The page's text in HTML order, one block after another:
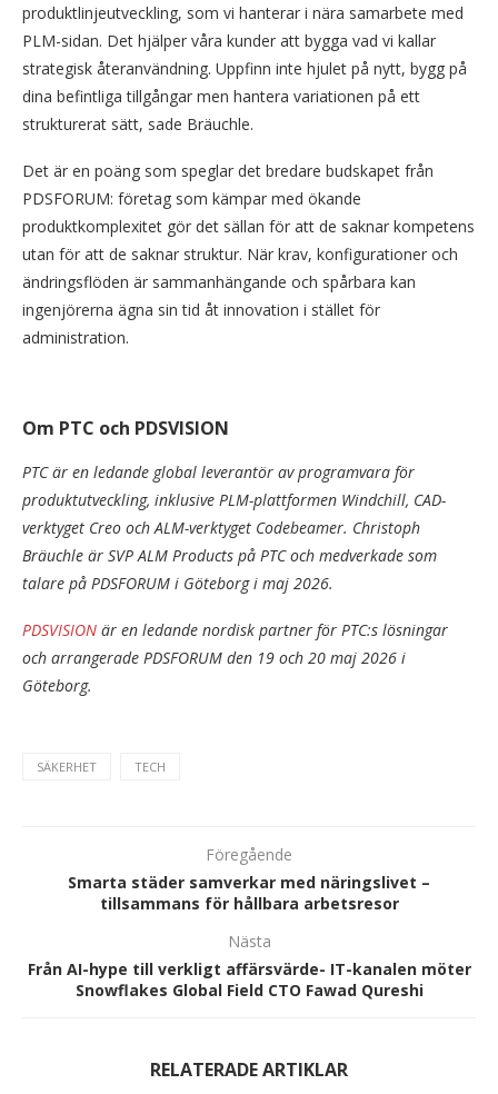
produktlinjeutveckling, som vi hanterar i nära samarbete med
PLM-sidan. Det hjälper våra kunder att bygga vad vi kallar
strategisk återanvändning. Uppfinn inte hjulet på nytt, bygg på
dina befintliga tillgångar men hantera variationen på ett
strukturerat sätt, sade Bräuchle.
Det är en poäng som speglar det bredare budskapet från
PDSFORUM: företag som kämpar med ökande
produktkomplexitet gör det sällan för att de saknar kompetens
utan för att de saknar struktur. När krav, konfigurationer och
ändringsflöden är sammanhängande och spårbara kan
ingenjörerna ägna sin tid åt innovation i stället för
administration.
Om PTC och PDSVISION
PTC är en ledande global leverantör av programvara för
produktutveckling, inklusive PLM-plattformen Windchill, CAD-
verktyget Creo och ALM-verktyget Codebeamer. Christoph
Bräuchle är SVP ALM Products på PTC och medverkade som
talare på PDSFORUM i Göteborg i maj 2026.
PDSVISION är en ledande nordisk partner för PTC:s lösningar
och arrangerade PDSFORUM den 19 och 20 maj 2026 i
Göteborg.
SÄKERHET TECH
Föregående
Smarta städer samverkar med näringslivet –
tillsammans för hållbara arbetsresor
Nästa
Från AI-hype till verkligt affärsvärde- IT-kanalen möter
Snowflakes Global Field CTO Fawad Qureshi
RELATERADE ARTIKLAR